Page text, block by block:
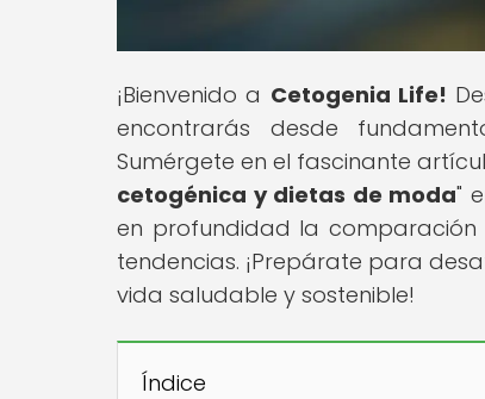
¡Bienvenido a Cetogenia Life!
encontrarás desde
Sumérgete en el fascinante
cetogénica y dietas de moda"
en profundidad la
tendencias. ¡Prepárate para
vida saludable y sostenible!
Índice